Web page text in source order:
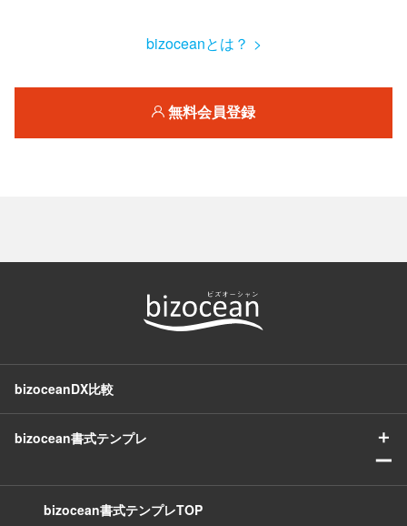
bizoceanとは？ >
無料会員登録
bizoceanDX比較
bizocean書式テンプレ
＋
ー
bizocean書式テンプレTOP